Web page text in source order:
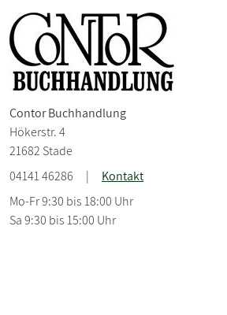
Contor Buchhandlung
Hökerstr. 4
21682 Stade
04141 46286
|
Kontakt
Mo-Fr 9:30 bis 18:00 Uhr
Sa 9:30 bis 15:00 Uhr